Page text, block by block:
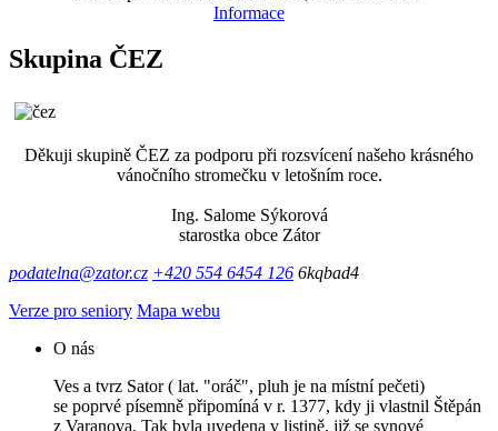
Informace
Skupina ČEZ
Děkuji skupině ČEZ za podporu při rozsvícení našeho krásného
vánočního stromečku v letošním roce.
Ing. Salome Sýkorová
starostka obce Zátor
podatelna@zator.cz +420 554 6454 126 6kqbad4
Verze pro seniory Mapa webu
O nás
Ves a tvrz Sator ( lat. "oráč", pluh je na místní pečeti)
se poprvé písemně připomíná v r. 1377, kdy ji vlastnil Štěpán
z Varanova. Tak byla uvedena v listině, již se synové